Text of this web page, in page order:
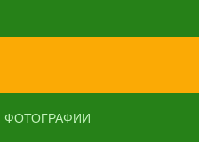
ФОТОГРАФИИ